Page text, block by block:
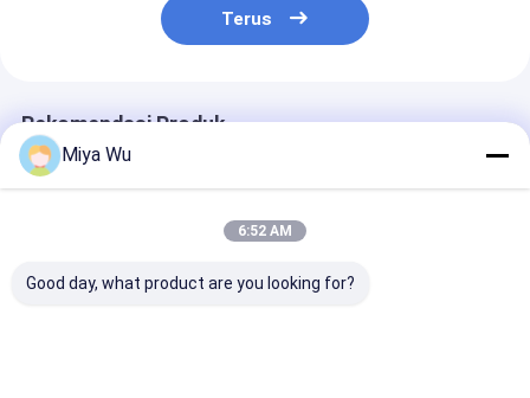
Terus
Rekomendasi Produk
Miya Wu
6:52 AM
Good day, what product are you looking for?